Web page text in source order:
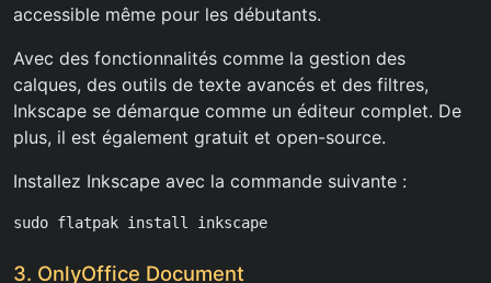
accessible même pour les débutants.
Avec des fonctionnalités comme la gestion des
calques, des outils de texte avancés et des filtres,
Inkscape se démarque comme un éditeur complet. De
plus, il est également gratuit et open-source.
Installez Inkscape avec la commande suivante :
sudo flatpak install inkscape
3. OnlyOffice Document